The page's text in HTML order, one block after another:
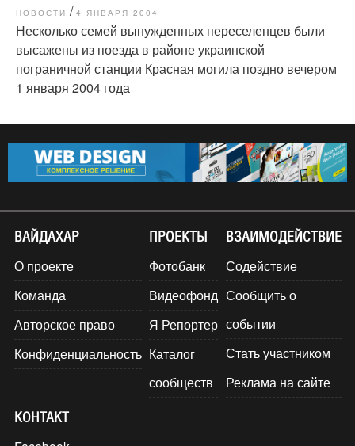
НОВОСТИ / 4 ЯНВАРЯ 2004
Несколько семей вынужденных переселенцев были
высажены из поезда в районе украинской
пограничной станции Красная могила поздно вечером
1 января 2004 года
ВАЙДАХАР
О проекте
Команда
Авторское право
Конфиденциальность
ПРОЕКТЫ
Фотобанк
Видеофонд
Я Репортер
Каталог
сообществ
ВЗАИМОДЕЙСТВИЕ
Содействие
Сообщить о
событии
Стать участником
Реклама на сайте
КОНТАКТ